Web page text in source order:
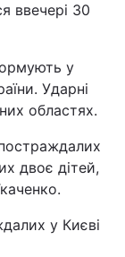
ввечері 30
у
Ударні
областях.
двоє дітей,
у Києві